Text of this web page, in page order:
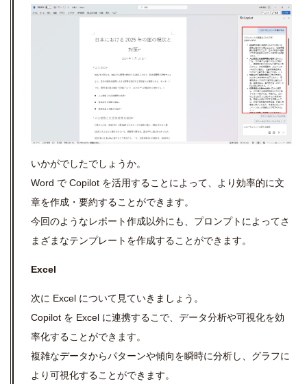
いかがでしたでしょうか。
Word で Copilot を活用することによって、より効率的に文
章を作成・要約することができます。
今回のようなレポート作成以外にも、プロンプトによってさ
まざまなテンプレートを作成することができます。
Excel
次に Excel について見ていきましょう。
Copilot を Excel に連携するこで、 データ分析や可視化を効
率化することができます。
複雑なデータからパターンや傾向を瞬時に分析し、グラフに
より可視化することができます。